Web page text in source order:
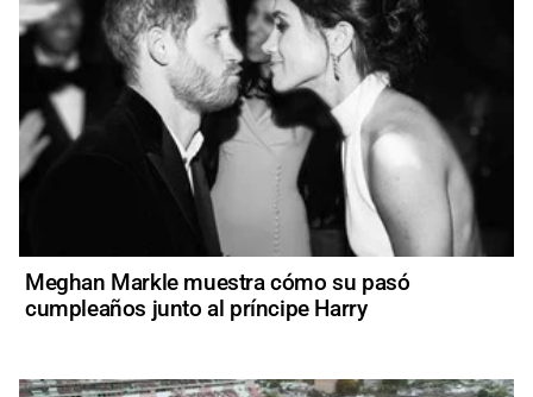
Meghan Markle muestra cómo su pasó
cumpleaños junto al príncipe Harry